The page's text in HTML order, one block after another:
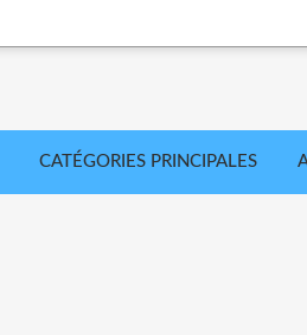
CATÉGORIES PRINCIPALES